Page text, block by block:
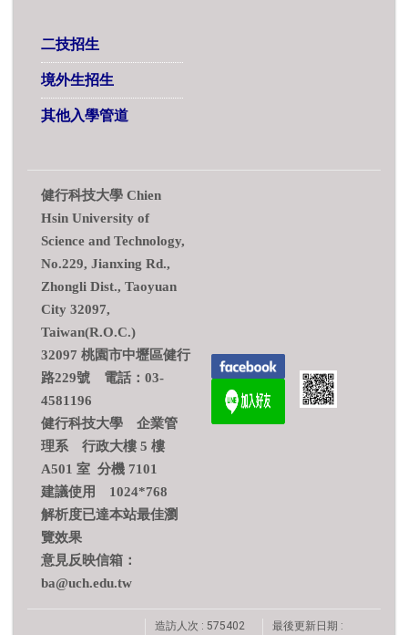
二技招生
境外生招生
其他入學管道
健行科技大學 Chien
Hsin University of
Science and Technology,
No.229, Jianxing Rd.,
Zhongli Dist., Taoyuan
City 32097,
Taiwan(R.O.C.)
32097 桃園市中壢區健行
路229號 電話：03-
4581196
健行科技大學 企業管
理系 行政大樓 5 樓
A501 室 分機 7101
建議使用 1024*768
解析度已達本站最佳瀏
覽效果
意見反映信箱：
ba@uch.edu.tw
造訪人次 : 575402 最後更新日期 :